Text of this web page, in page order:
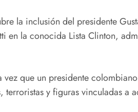
la inclusión del presidente
en la conocida Lista Clinton,
que un presidente
y figuras vinculadas a